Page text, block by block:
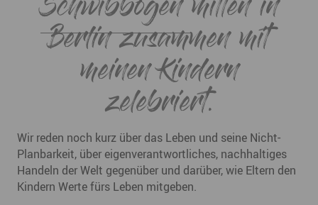
Berlin zusammen mit
meinen Kindern
zelebriert.
Wir reden noch kurz über das Leben und seine Nicht-
Planbarkeit, über eigenverantwortliches, nachhaltiges
Handeln der Welt gegenüber und darüber, wie Eltern den
Kindern Werte fürs Leben mitgeben.